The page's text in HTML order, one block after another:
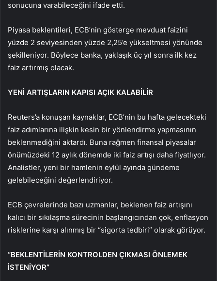
sonucuna varabileceğini ifade etti.
Piyasa beklentileri, ECB’nin gösterge mevduat faizini
yüzde 2 seviyesinden yüzde 2,25’e yükseltmesi yönünde
şekilleniyor. Böylece banka, yaklaşık üç yıl sonra ilk kez
faiz artırmış olacak.
YENİ ARTIŞLARIN KAPISI AÇIK KALABİLİR
Reuters’a konuşan kaynaklar, ECB’nin bu hafta gelecekteki
faiz adımlarına ilişkin kesin bir yönlendirme yapmasının
beklenmediğini aktardı. Buna rağmen finansal piyasalar
önümüzdeki 12 aylık dönemde iki faiz artışı daha fiyatlıyor.
Analistler, yeni bir hamlenin eylül ayında gündeme
gelebileceğini değerlendiriyor.
ECB çevrelerinde bazı uzmanlar, beklenen faiz artışını
kalıcı bir sıkılaşma sürecinin başlangıcından çok, enflasyon
risklerine karşı alınmış bir “sigorta tedbiri” olarak görüyor.
“BEKLENTİLERİN KONTROLDEN ÇIKMASI ÖNLEMEK
İSTENİYOR”